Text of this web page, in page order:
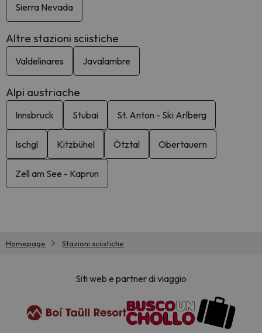
Sierra Nevada
Altre stazioni sciistiche
Valdelinares Javalambre
Alpi austriache
Innsbruck Stubai St. Anton - Ski Arlberg
Ischgl Kitzbühel Ötztal Obertauern
Zell am See - Kaprun
Homepage Stazioni sciistiche
Siti web e partner di viaggio